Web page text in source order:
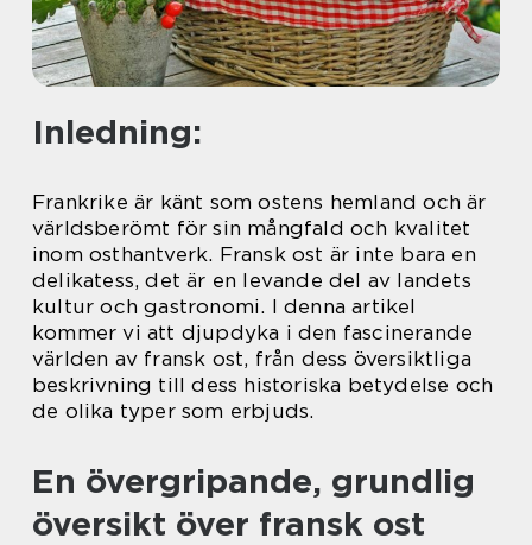
Inledning:
Frankrike är känt som ostens hemland och är
världsberömt för sin mångfald och kvalitet
inom osthantverk. Fransk ost är inte bara en
delikatess, det är en levande del av landets
kultur och gastronomi. I denna artikel
kommer vi att djupdyka i den fascinerande
världen av fransk ost, från dess översiktliga
beskrivning till dess historiska betydelse och
de olika typer som erbjuds.
En övergripande, grundlig
översikt över fransk ost